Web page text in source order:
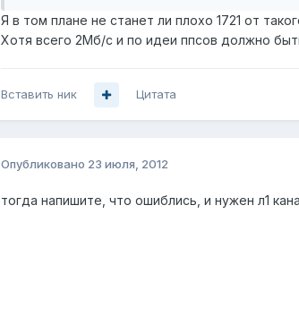
Я в том плане не станет ли плохо 1721 от
Хотя всего 2Мб/с и по идеи ппсов должно
Вставить ник Цитата
Опубликовано 23 июля, 2012
тогда напишите, что ошиблись, и нужен л1